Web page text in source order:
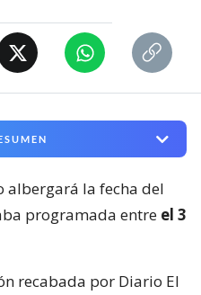
albergará la fecha del
programada entre el 3
recabada por Diario El